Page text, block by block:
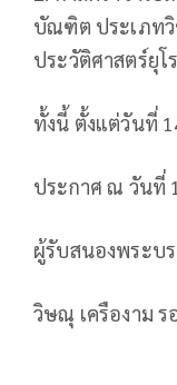
บัณฑิต ประเภทวิ
ประวัติศาสตร์ยุโ
ทั้งนี้ ตั้งแต่วันที่
ประกาศ ณ วันที่
ผู้รับสนองพระบ
วิษณุ เครืองาม ร